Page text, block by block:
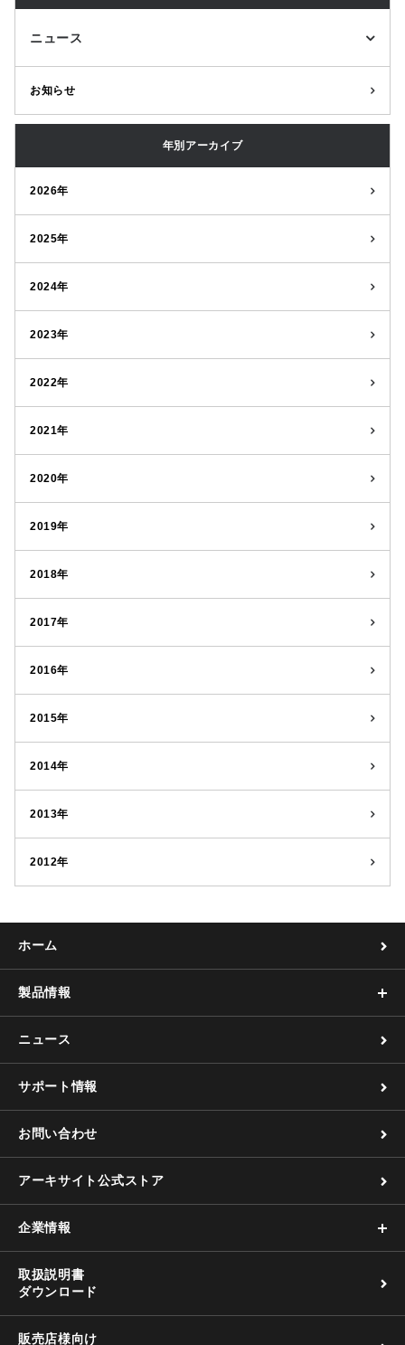
ニュース
お知らせ
年別アーカイブ
2026年
2025年
2024年
2023年
2022年
2021年
2020年
2019年
2018年
2017年
2016年
2015年
2014年
2013年
2012年
ホーム
製品情報
ニュース
サポート情報
お問い合わせ
アーキサイト公式ストア
企業情報
取扱説明書
ダウンロード
販売店様向け